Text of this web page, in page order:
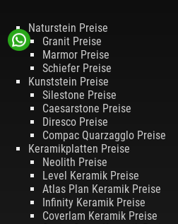
Naturstein Preise
Granit Preise
Marmor Preise
Schiefer Preise
Kunststein Preise
Silestone Preise
Caesarstone Preise
Diresco Preise
Compac Quarzagglo Preise
Keramikplatten Preise
Neolith Preise
Level Keramik Preise
Atlas Plan Keramik Preise
Infinity Keramik Preise
Coverlam Keramik Preise